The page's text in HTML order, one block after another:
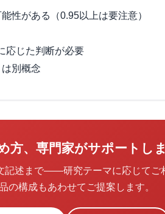
性がある（0.95以上は要注意）
応じた判断が必要
別概念
方、専門家がサポートし
記述まで——研究テーマに応じてご
の構成もあわせてご提案します。